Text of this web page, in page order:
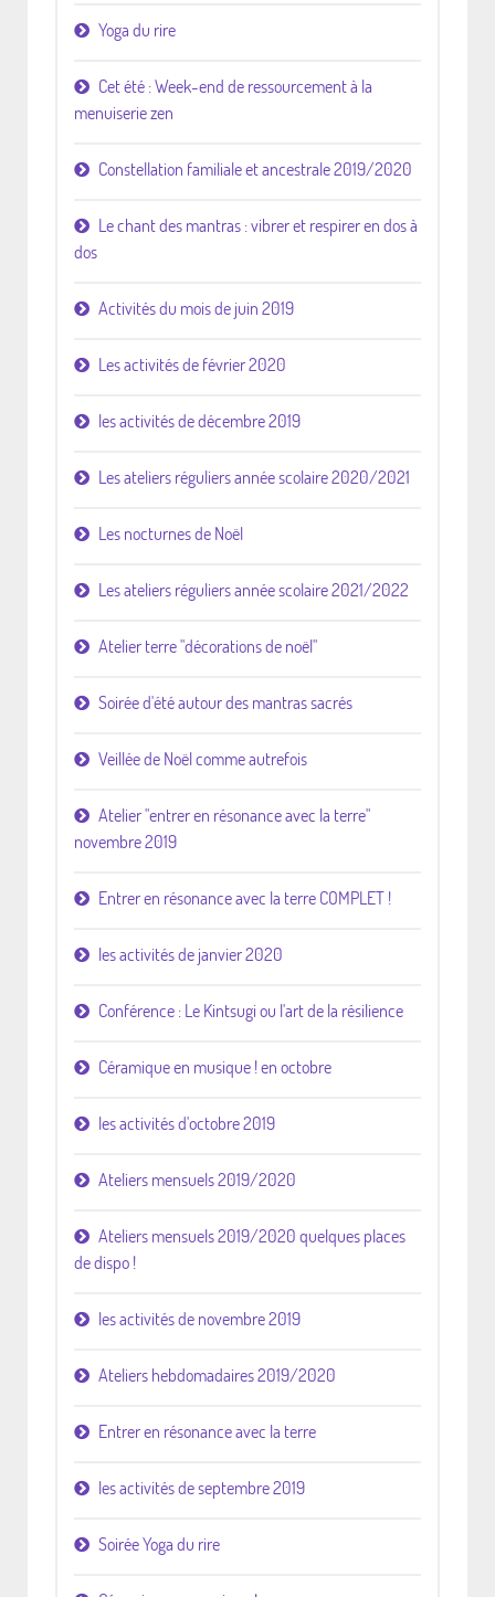
Yoga du rire
Cet été : Week-end de ressourcement à la
menuiserie zen
Constellation familiale et ancestrale 2019/2020
Le chant des mantras : vibrer et respirer en dos à
dos
Activités du mois de juin 2019
Les activités de février 2020
les activités de décembre 2019
Les ateliers réguliers année scolaire 2020/2021
Les nocturnes de Noël
Les ateliers réguliers année scolaire 2021/2022
Atelier terre "décorations de noël"
Soirée d'été autour des mantras sacrés
Veillée de Noël comme autrefois
Atelier "entrer en résonance avec la terre"
novembre 2019
Entrer en résonance avec la terre COMPLET !
les activités de janvier 2020
Conférence : Le Kintsugi ou l'art de la résilience
Céramique en musique ! en octobre
les activités d'octobre 2019
Ateliers mensuels 2019/2020
Ateliers mensuels 2019/2020 quelques places
de dispo !
les activités de novembre 2019
Ateliers hebdomadaires 2019/2020
Entrer en résonance avec la terre
les activités de septembre 2019
Soirée Yoga du rire